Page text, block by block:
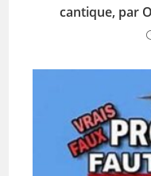
cantique, par